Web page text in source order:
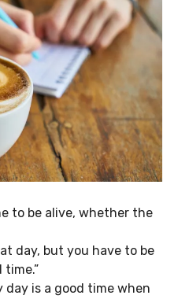
to be alive, whether the
day, but you have to be
day is a good time when